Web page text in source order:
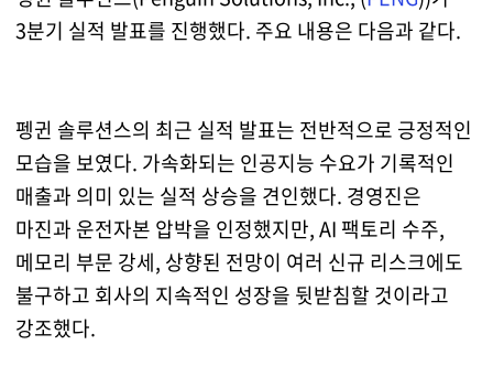
3분기 실적 발표를 진행했다. 주요 내용은 다음과 같다.
펭귄 솔루션스의 최근 실적 발표는 전반적으로 긍정적인
모습을 보였다. 가속화되는 인공지능 수요가 기록적인
매출과 의미 있는 실적 상승을 견인했다. 경영진은
마진과 운전자본 압박을 인정했지만, AI 팩토리 수주,
메모리 부문 강세, 상향된 전망이 여러 신규 리스크에도
불구하고 회사의 지속적인 성장을 뒷받침할 것이라고
강조했다.